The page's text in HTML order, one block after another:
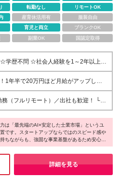
転勤なし
リモートOK
産育休活用有
服装自由
育児と両立
ブランクOK
副業OK 国認定取得
学歴不問 ☆社会人経験を1～2年以上お
相がしっかりできるなど、基本的な
ればOKです◎ *＼こんな方にピッ
を活かしてカタチにしたい方 ◎コミュ
を取ることが好きな方 ◎問題解決や誰
力を語ってもらいました／* 自身の意
裁量の大きさと、周囲のポジティブな声
理的安全性がやりがいに直結していま
みの完全フルリモートで通勤時間がない
イント。今後のライフステージの変化を
勤務地や働き方を気にせず長く安心して
しの良い温かな環境が整っている点に魅
1年半で20万円ほど月給がアップした
の上、優遇いたします ※固定残業代（月
（フルリモート）／出社も歓迎！ └イ
ナーなどで年に10回ほど出勤いただくこ
└研修期間中は出社対応も可能（オフィ
制あり） ★転勤なし リモート・出
対応できるハイブリッドな環境です。
い」も「オフィスで働きたい」も、あ
に合わせて柔軟に対応します！ 【本
川区東五反田1丁目10番7号 アイオス五
は「最先端のAI×安定した士業市場」というユ
です。スタートアップならではのスピード感や
ちながらも、強固な事業基盤があるため安心し
が整っています。フルリモートでありながらフ
く、自ら学ぶ意欲さえあれば未経験からでも一
められるでしょう。仕事もプライベートも全力
ピッタリの企業さんです♪
詳細を見る